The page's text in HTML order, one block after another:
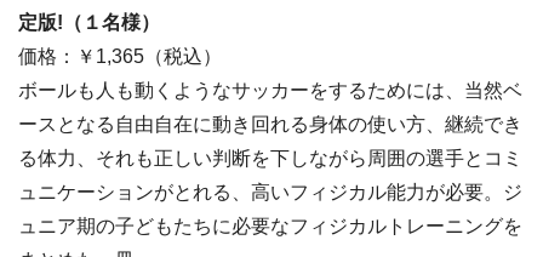
定版!（１名様）
価格：￥1,365（税込）
ボールも人も動くようなサッカーをするためには、当然ベ
ースとなる自由自在に動き回れる身体の使い方、継続でき
る体力、それも正しい判断を下しながら周囲の選手とコミ
ュニケーションがとれる、高いフィジカル能力が必要。ジ
ュニア期の子どもたちに必要なフィジカルトレーニングを